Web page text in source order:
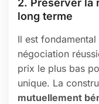
long terme
Il est fondamental
négociation
prix le plus bas
unique. La
mutuellement